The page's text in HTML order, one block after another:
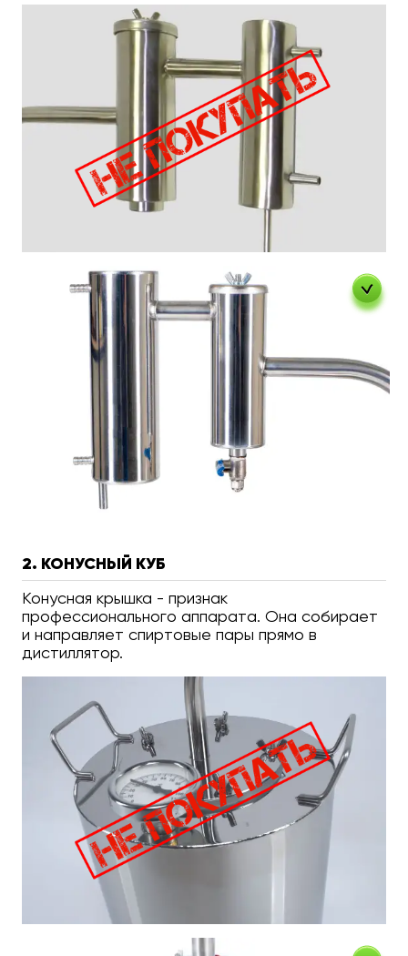
2. КОНУСНЫЙ КУБ
Конусная крышка - признак
профессионального аппарата. Она собирает
и направляет спиртовые пары прямо в
дистиллятор.